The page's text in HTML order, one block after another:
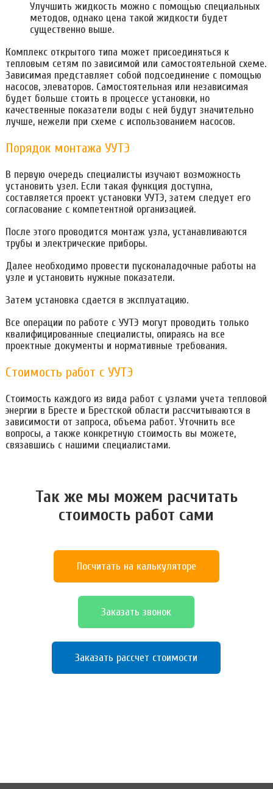
Улучшить жидкость можно с помощью специальных
методов, однако цена такой жидкости будет
существенно выше.
Комплекс открытого типа может присоединяться к
тепловым сетям по зависимой или самостоятельной схеме.
Зависимая представляет собой подсоединение с помощью
насосов, элеваторов. Самостоятельная или независимая
будет больше стоить в процессе установки, но
качественные показатели воды с ней будут значительно
лучше, нежели при схеме с использованием насосов.
Порядок монтажа УУТЭ
В первую очередь специалисты изучают возможность
установить узел. Если такая функция доступна,
составляется проект установки УУТЭ, затем следует его
согласование с компетентной организацией.
После этого проводится монтаж узла, устанавливаются
трубы и электрические приборы.
Далее необходимо провести пусконаладочные работы на
узле и установить нужные показатели.
Затем установка сдается в эксплуатацию.
Все операции по работе с УУТЭ могут проводить только
квалифицированные специалисты, опираясь на все
проектные документы и нормативные требования.
Стоимость работ с УУТЭ
Стоимость каждого из вида работ с узлами учета тепловой
энергии в Бресте и Брестской области рассчитываются в
зависимости от запроса, объема работ. Уточнить все
вопросы, а также конкретную стоимость вы можете,
связавшись с нашими специалистами.
Так же мы можем расчитать
стоимость работ сами
Посчитать на калькуляторе
Заказать звонок
Заказать рассчет стоимости